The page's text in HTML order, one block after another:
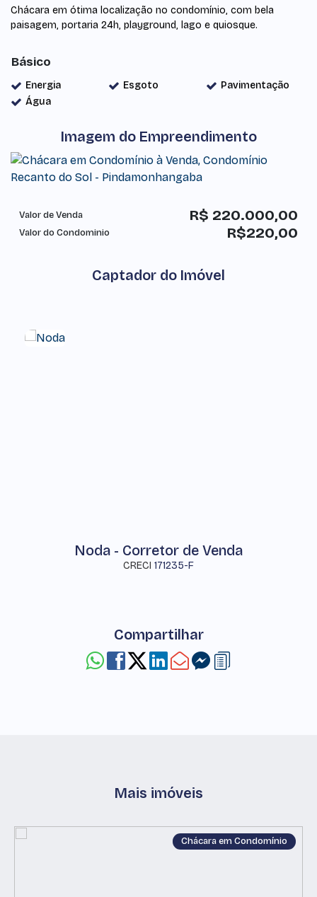
Chácara em ótima localização no condomínio, com bela
paisagem, portaria 24h, playground, lago e quiosque.
Básico
Energia Esgoto
Pavimentação
Água
Imagem do Empreendimento
R$ 220.000,00
Valor de Venda
Valor do Condominio
R$220,00
Captador do Imóvel
Noda - Corretor de Venda
CRECI 171235-F
Compartilhar
Mais imóveis
Chácara em Condomínio